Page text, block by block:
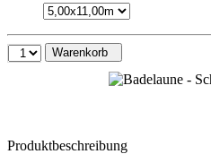
Warenkorb
Produktbeschreibung